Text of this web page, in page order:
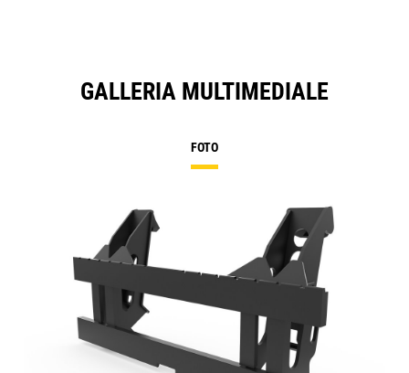
GALLERIA MULTIMEDIALE
FOTO